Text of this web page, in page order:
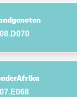
08.D070
07.E068